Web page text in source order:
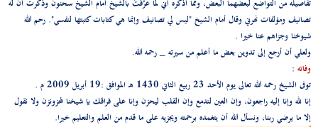
تفاصيله من التواضع لبعضهما البعض، ومما أذكره أني لما عرَّفْتُ بالشيخ أمام الشيخ سحنون وذكرت أن له
تصانيف ومؤلفات نهرني وقال أمام الشيخ "ليس لي تصانيف وإنما هي كتابات كتبتها لنفسي". رحم الله
شيوخنا وجزاهم عنا خيرا .
ولعلي أن أرجع إلى تدوين بعض ما أعلم من سيرته _ رحمه الله.
وفاته :
توفى الشيخ رحمه الله تعالى يوم الأحد 23 ربيع الثاني 1430 هـ الموافق :19 أبريل 2009 م .
إنا لله وإنا إليه راجعون، وإن العين لتدمع وإن القلب ليحزن وإنا على فراقك يا شيخنا لمحزونزن ولا نقول
إلا ما يرضي ربنا، ونسأل الله أن يتغمده برحمته ويجزيه على ما قدم من العلم والتعليم خيرا.